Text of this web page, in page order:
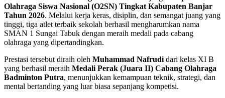
Olahraga Siswa Nasional (O2SN) Tingkat Kabupaten Banjar
Tahun 2026. Melalui kerja keras, disiplin, dan semangat juang yang
tinggi, tiga atlet terbaik sekolah berhasil mengharumkan nama
SMAN 1 Sungai Tabuk dengan meraih medali pada cabang
olahraga yang dipertandingkan.
Prestasi tersebut diraih oleh Muhammad Nafrudi dari kelas XI B
yang berhasil meraih Medali Perak (Juara II) Cabang Olahraga
Badminton Putra, menunjukkan kemampuan teknik, strategi, dan
mental bertanding yang luar biasa sepanjang kompetisi.